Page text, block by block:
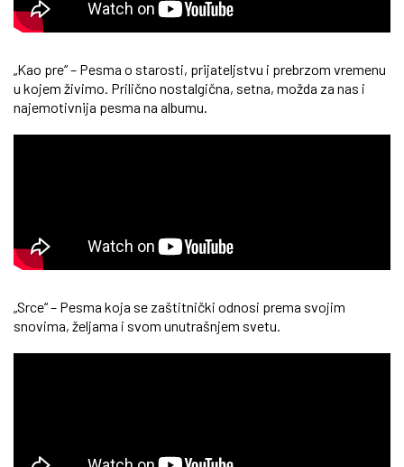
„Kao pre“ – Pesma o starosti, prijateljstvu i prebrzom vremenu
u kojem živimo. Prilično nostalgična, setna, možda za nas i
najemotivnija pesma na albumu.
„Srce“ – Pesma koja se zaštitnički odnosi prema svojim
snovima, željama i svom unutrašnjem svetu.